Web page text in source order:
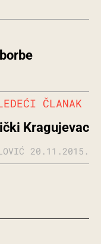
Kragujevac
ČLANAK
20.11.2015.